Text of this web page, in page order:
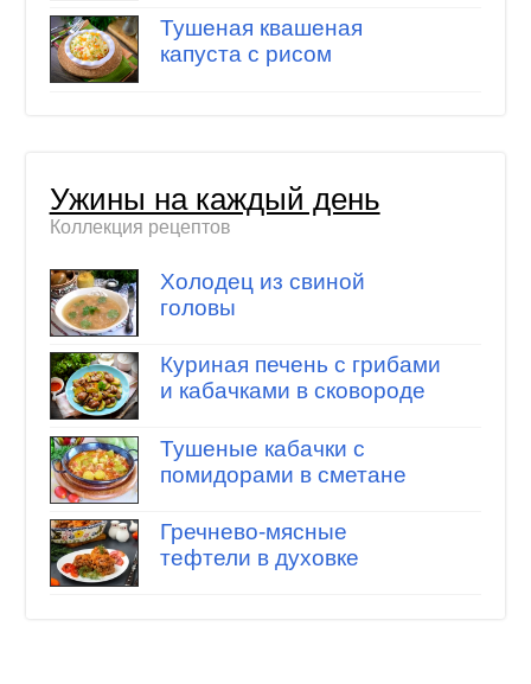
Тушеная квашеная
капуста с рисом
Ужины на каждый день
Коллекция рецептов
Холодец из свиной
головы
Куриная печень с грибами
и кабачками в сковороде
Тушеные кабачки с
помидорами в сметане
Гречнево-мясные
тефтели в духовке